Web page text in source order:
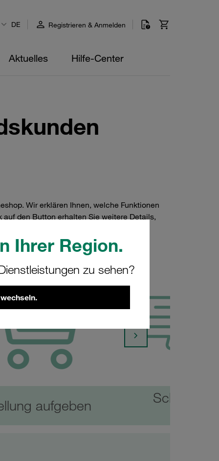
Ihrer Region.
zu sehen?
DE Registrieren & Anmelden
Aktuelles Hilfe-Center
Wir erklären Ihnen, welche Funktionen
den Button erhalten Sie weitere Details,
aufgeben